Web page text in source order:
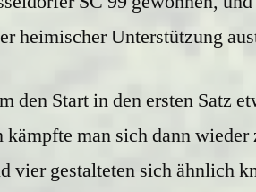
heimischer Unterstützung
den Start in den ersten Satz
man sich dann wieder
vier gestalteten sich ähnlich